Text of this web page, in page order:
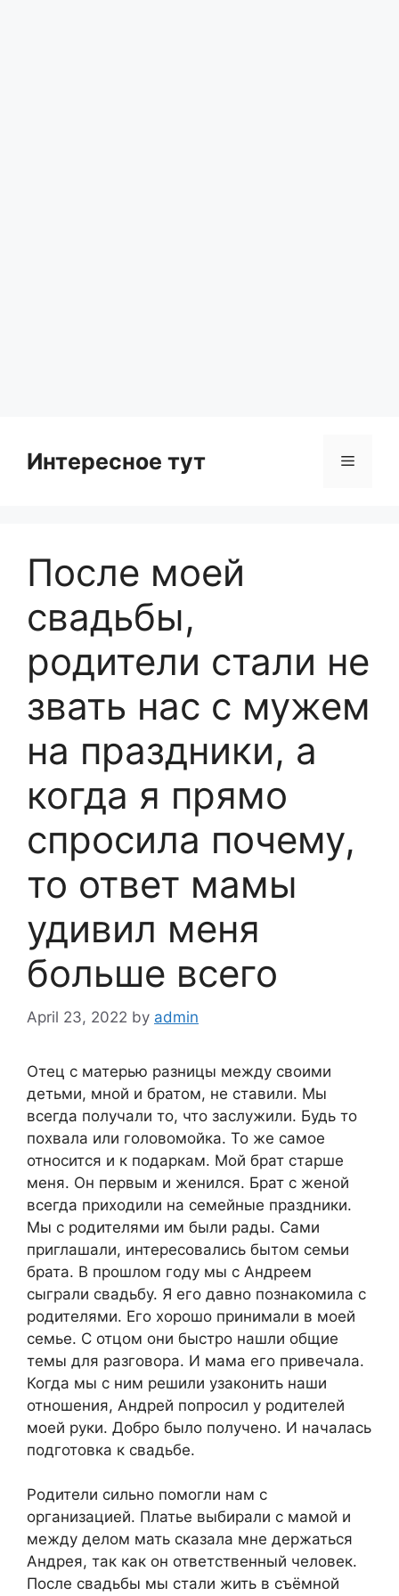
Интересное тут Menu
После моей
свадьбы,
родители стали не
звать нас с мужем
на праздники, а
когда я прямо
спросила почему,
то ответ мамы
удивил меня
больше всего
April 23, 2022 by admin
Отец с матерью разницы между своими
детьми, мной и братом, не ставили. Мы
всегда получали то, что заслужили. Будь то
похвала или головомойка. То же самое
относится и к подаркам. Мой брат старше
меня. Он первым и женился. Брат с женой
всегда приходили на семейные праздники.
Мы с родителями им были рады. Сами
приглашали, интересовались бытом семьи
брата. В прошлом году мы с Андреем
сыграли свадьбу. Я его давно познакомила с
родителями. Его хорошо принимали в моей
семье. С отцом они быстро нашли общие
темы для разговора. И мама его привечала.
Когда мы с ним решили узаконить наши
отношения, Андрей попросил у родителей
моей руки. Добро было получено. И началась
подготовка к свадьбе.
Родители сильно помогли нам с
организацией. Платье выбирали с мамой и
между делом мать сказала мне держаться
Андрея, так как он ответственный человек.
После свадьбы мы стали жить в съёмной